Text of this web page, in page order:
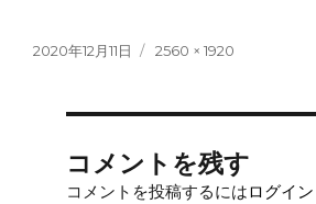
投
2020年12月11日
フ
イ
2560 × 1920
コメントを残す
コメントを投稿するにはログイン